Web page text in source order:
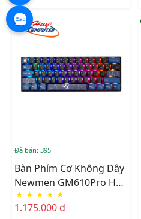
Đã bán: 395
Bàn Phím Cơ Không Dây
Newmen GM610Pro Hạc
Vũ RGB Dual Mode
(RED/BROWN Switch)
★ ★ ★ ★ ★
1.175.000 đ